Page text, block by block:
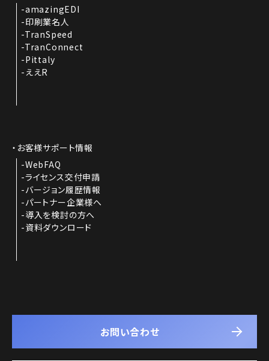
amazingEDI
印刷業名人
TranSpeed
TranConnect
Pittaly
ええR
お客様サポート情報
WebFAQ
ライセンス交付申請
バージョン履歴情報
パートナー企業様へ
導入を検討の方へ
資料ダウンロード
お問い合わせ